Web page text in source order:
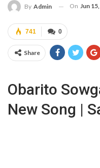
By Admin On Jun
0
741
Share
Obarito
New Song |